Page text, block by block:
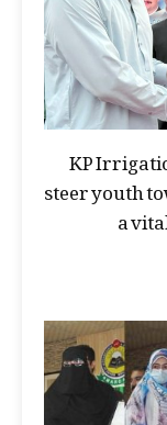
KP
steer youth
a